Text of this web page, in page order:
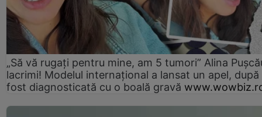
„Să vă rugați pentru mine, am 5 tumori” Alina
lacrimi! Modelul internațional a lansat un apel, după
fost diagnosticată cu o boală gravă